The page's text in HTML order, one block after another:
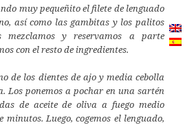
muy pequeñito el filete de lenguado
así como las gambitas y los palitos
mezclamos y reservamos a parte
con el resto de ingredientes.
de los dientes de ajo y media cebolla
Los ponemos a pochar en una sartén
de aceite de oliva a fuego medio
Luego, cogemos el lenguado,